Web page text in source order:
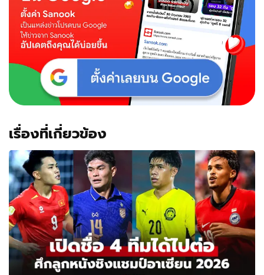
เรื่องที่เกี่ยวข้อง